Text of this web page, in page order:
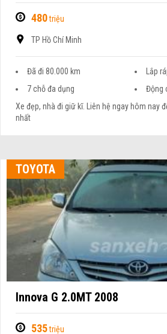
480triệu
TP Hồ Chí Minh
Đã đi 80.000 km
Lắp
7 chỗ đa dụng
Động
Xe đẹp, nhà đi giữ kĩ. Liên hệ ngay hôm nay
nhất
TOYOTA
Innova G 2.0MT 2008
535triệu